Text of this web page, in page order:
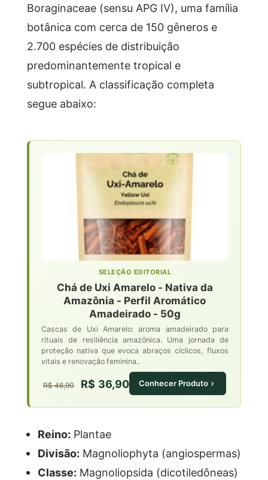
Boraginaceae (sensu APG IV), uma família
botânica com cerca de 150 gêneros e
2.700 espécies de distribuição
predominantemente tropical e
subtropical. A classificação completa
segue abaixo:
SELEÇÃO EDITORIAL
Chá de Uxi Amarelo - Nativa da
Amazônia - Perfil Aromático
Amadeirado - 50g
Cascas de Uxi Amarelo: aroma amadeirado para
rituais de resiliência amazônica. Uma jornada de
proteção nativa que evoca abraços cíclicos, fluxos
vitais e renovação feminina..
R$ 46,90 R$ 36,90 Conhecer Produto
Reino: Plantae
Divisão: Magnoliophyta (angiospermas)
Classe: Magnoliopsida (dicotiledôneas)